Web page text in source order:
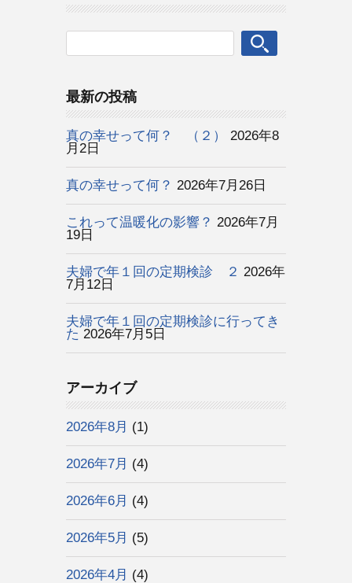
最新の投稿
真の幸せって何？ （２）
2026年8
月2日
真の幸せって何？ 2026年7月26日
これって温暖化の影響？ 2026年7月
19日
夫婦で年１回の定期検診 ２ 2026年
7月12日
夫婦で年１回の定期検診に行ってき
た 2026年7月5日
アーカイブ
2026年8月 (1)
2026年7月 (4)
2026年6月 (4)
2026年5月 (5)
2026年4月 (4)